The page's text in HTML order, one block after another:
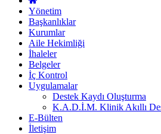
Yönetim
Başkanlıklar
Kurumlar
Aile Hekimliği
İhaleler
Belgeler
İç Kontrol
Uygulamalar
Destek Kaydı Oluşturma
K.A.D.İ.M. Klinik Akıllı
E-Bülten
İletişim